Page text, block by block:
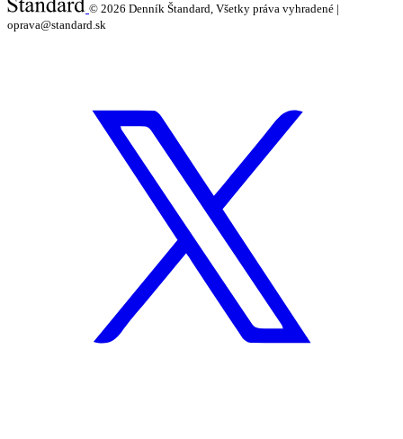
© 2026 Denník Štandard, Všetky práva vyhradené |
oprava@standard.sk